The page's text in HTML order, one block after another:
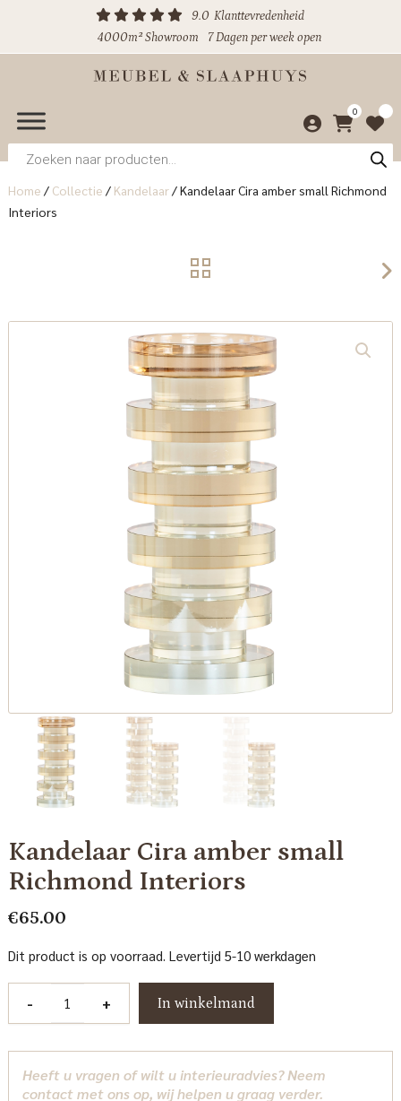
9.0 Klanttevredenheid
4000m² Showroom
7 Dagen per week open
0
Producten
zoeken
Home / Collectie / Kandelaar/Kandelaar Cira amber small Richmond
Interiors
Kandelaar Cira amber small
Richmond Interiors
€65.00
Dit product is op voorraad. Levertijd 5-10 werkdagen
-
small
Richmond
+ In winkelmand
Heeft u vragen of wilt u interieuradvies? Neem
contact met ons op, wij helpen u graag verder.